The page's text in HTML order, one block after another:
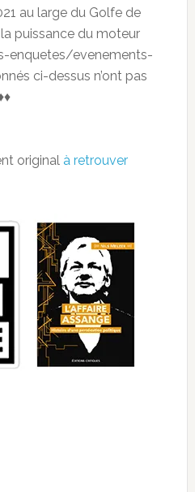
au large du Golfe de
puissance du moteur
enquetes/evenements-
ci-dessus n’ont pas
original à retrouver